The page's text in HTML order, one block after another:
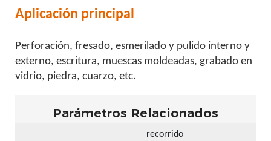
Aplicación principal
Perforación, fresado, esmerilado y pulido interno y
externo, escritura, muescas moldeadas, grabado en
vidrio, piedra, cuarzo, etc.
Parámetros Relacionados
recorrido